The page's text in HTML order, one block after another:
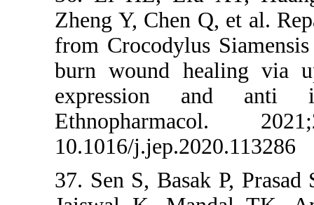
Zheng Y,
from
burn wound
10.1016/
37. Sen S,